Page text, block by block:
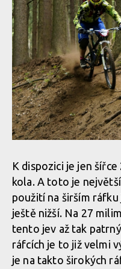
K dispozici je jen
kola. A toto je
použití na širším
ještě nižší. Na 27
tento jev až tak
ráfcích je to již velmi
je na takto širokých